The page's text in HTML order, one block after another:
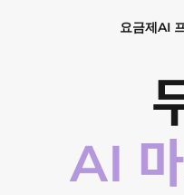
요금제AI
AI